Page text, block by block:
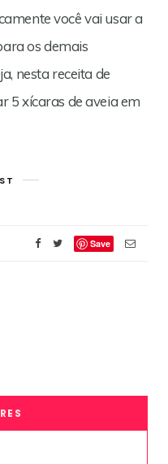
você vai usar a
os demais
nesta receita de
5 xícaras de aveia em
Save